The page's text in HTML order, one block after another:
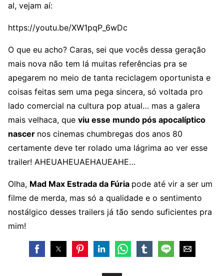
al, vejam aí:
https://youtu.be/XW1pqP_6wDc
O que eu acho? Caras, sei que vocês dessa geração
mais nova não tem lá muitas referências pra se
apegarem no meio de tanta reciclagem oportunista e
coisas feitas sem uma pega sincera, só voltada pro
lado comercial na cultura pop atual… mas a galera
mais velhaca, que viu esse mundo pós apocalíptico
nascer nos cinemas chumbregas dos anos 80
certamente deve ter rolado uma lágrima ao ver esse
trailer! AHEUAHEUAEHAUEAHE…
Olha, Mad Max Estrada da Fúria pode até vir a ser um
filme de merda, mas só a qualidade e o sentimento
nostálgico desses trailers já tão sendo suficientes pra
mim!